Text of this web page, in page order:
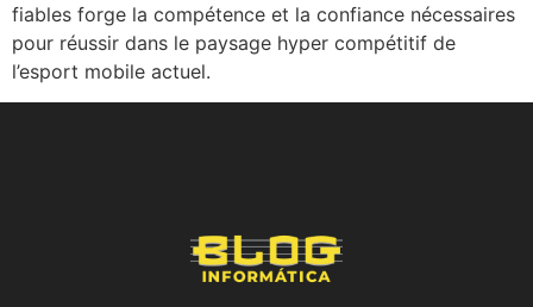
fiables forge la compétence et la confiance nécessaires
pour réussir dans le paysage hyper compétitif de
l’esport mobile actuel.